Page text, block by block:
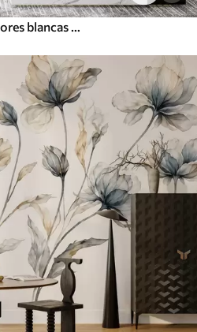
Un árbol encantador con flores blancas contra el fondo de nubes en un estilo interesante en delicados colores cálidos